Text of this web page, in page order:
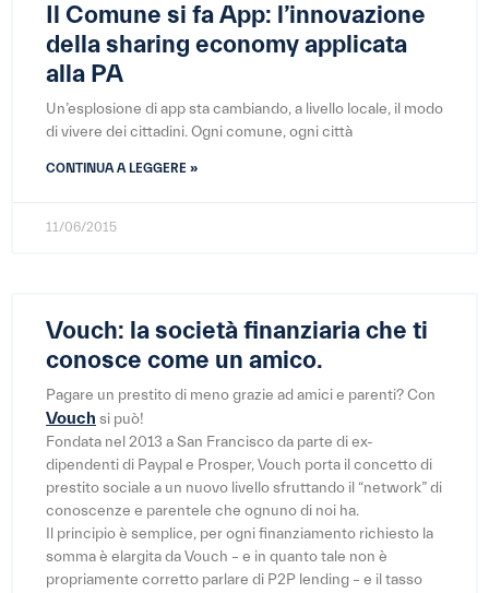
Il Comune si fa App: l’innovazione
della sharing economy applicata
alla PA
Un’esplosione di app sta cambiando, a livello locale, il modo
di vivere dei cittadini. Ogni comune, ogni città
CONTINUA A LEGGERE »
11/06/2015
Vouch: la società finanziaria che ti
conosce come un amico.
Pagare un prestito di meno grazie ad amici e parenti? Con
Vouch si può!
Fondata nel 2013 a San Francisco da parte di ex-
dipendenti di Paypal e Prosper, Vouch porta il concetto di
prestito sociale a un nuovo livello sfruttando il “network” di
conoscenze e parentele che ognuno di noi ha.
Il principio è semplice, per ogni finanziamento richiesto la
somma è elargita da Vouch – e in quanto tale non è
propriamente corretto parlare di P2P lending – e il tasso